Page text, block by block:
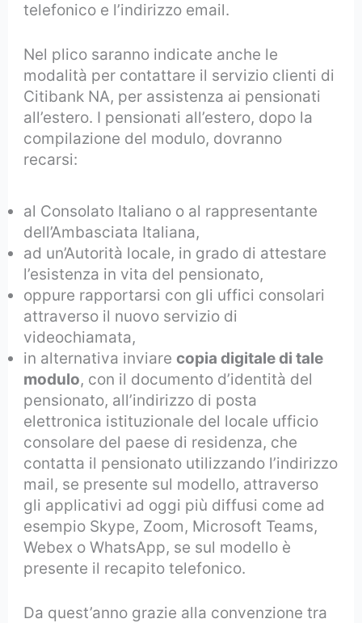
telefonico e l’indirizzo email.
Nel plico saranno indicate anche le
modalità per contattare il servizio clienti di
Citibank NA, per assistenza ai pensionati
all’estero. I pensionati all’estero, dopo la
compilazione del modulo, dovranno
recarsi:
al Consolato Italiano o al rappresentante
dell’Ambasciata Italiana,
ad un’Autorità locale, in grado di attestare
l’esistenza in vita del pensionato,
oppure rapportarsi con gli uffici consolari
attraverso il nuovo servizio di
videochiamata,
in alternativa inviarecopia digitale di tale
modulo, con il documento d’identità del
pensionato, all’indirizzo di posta
elettronica istituzionale del locale ufficio
consolare del paese di residenza, che
contatta il pensionato utilizzando l’indirizzo
mail, se presente sul modello, attraverso
gli applicativi ad oggi più diffusi come ad
esempio Skype, Zoom, Microsoft Teams,
Webex o WhatsApp, se sul modello è
presente il recapito telefonico.
Da quest’anno grazie alla convenzione tra